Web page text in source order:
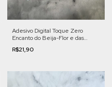
Adesivo Digital Toque Zero
Encanto do Beija-Flor e das
R$21,90